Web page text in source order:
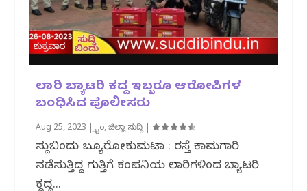
ಲಾರಿ ಬ್ಯಾಟರಿ ಕದ್ದ ಇಬ್ಬರೂ ಆರೋಪಿಗಳ
ಬಂಧಿಸಿದ ಪೊಲೀಸರು
Aug 25, 2023 |ಕ್ರೈಂ,ಜಿಲ್ಲಾ ಸುದ್ದಿ |
ಸುದ್ದಿಬಿಂದು ಬ್ಯೂರೋಕುಮಟಾ : ರಸ್ತೆ ಕಾಮಗಾರಿ
ನಡೆಸುತ್ತಿದ್ದ ಗುತ್ತಿಗೆ ಕಂಪನಿಯ ಲಾರಿಗಳಿಂದ ಬ್ಯಾಟರಿ
ಕದ್ದಿದ್ದ...